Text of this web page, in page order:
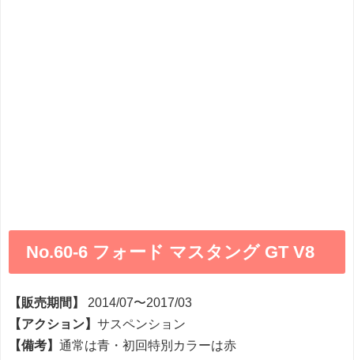
No.60-6 フォード マスタング GT V8
【販売期間】 2014/07〜2017/03
【アクション】 サスペンション
【備考】 通常は青・初回特別カラーは赤